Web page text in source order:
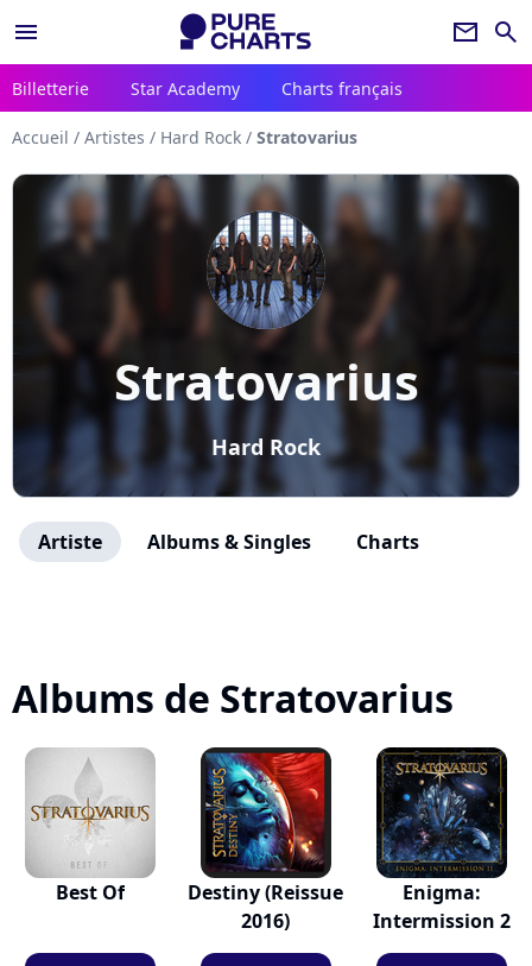
menu newsletter search
Billetterie Star Academy Charts français
Accueil / Artistes / Hard Rock / Stratovarius
Stratovarius
Hard Rock
Artiste Albums & Singles Charts
Albums de Stratovarius
Best Of
Destiny (Reissue
2016)
Enigma:
Intermission 2